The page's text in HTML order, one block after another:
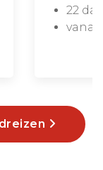
22
vanaf